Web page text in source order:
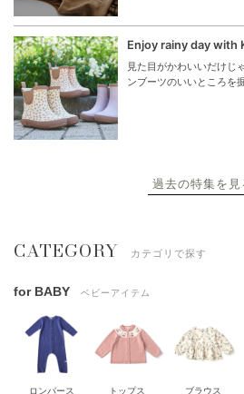
Enjoy rainy day with
見た目がかわいいだけじ
ンブーツのいいところを
過去の特集を見
CATEGORY カテゴリで探す
for BABY ベビーアイテム
ロンパース トップス ブラウス